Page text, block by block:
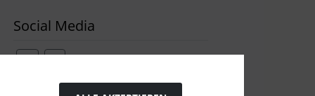
Social Media